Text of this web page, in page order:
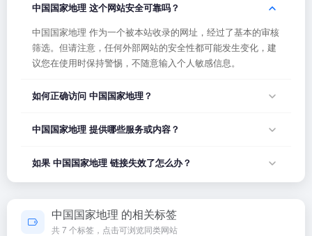
中国国家地理 这个网站安全可靠吗？
中国国家地理 作为一个被本站收录的网址，经过了基本的审核
筛选。但请注意，任何外部网站的安全性都可能发生变化，建
议您在使用时保持警惕，不随意输入个人敏感信息。
如何正确访问 中国国家地理？
理，或者在浏览器地址栏输入正确的网址。如果遇到无法访问
后再试。
中国国家地理 提供哪些服务或内容？
为导航平台，致力于帮助用户发现和整理优质网站资源，具体
网站的内容与服务由该网站运营方负责。
如果 中国国家地理 链接失效了怎么办？
如果发现链接无法打开或内容已变更，您可以使用页面上的
确保导航链接的准确性和有效性。
中国国家地理 的相关标签
共 7 个标签，点击可浏览同类网站